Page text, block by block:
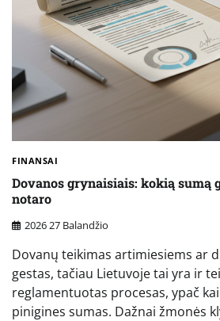
FINANSAI
Dovanos grynaisiais: kokią sumą
notaro
2026 27 Balandžio
Dovanų teikimas artimiesiems ar
gestas, tačiau Lietuvoje tai yra ir
reglamentuotas procesas, ypač
pinigines sumas. Dažnai žmonės